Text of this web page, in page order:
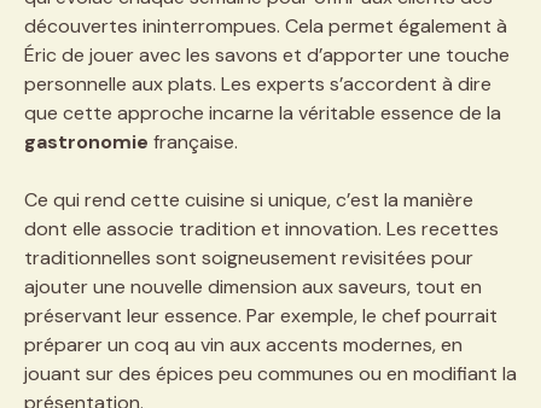
découvertes ininterrompues. Cela permet également à
Éric de jouer avec les savons et d’apporter une touche
personnelle aux plats. Les experts s’accordent à dire
que cette approche incarne la véritable essence de la
gastronomie française.
Ce qui rend cette cuisine si unique, c’est la manière
dont elle associe tradition et innovation. Les recettes
traditionnelles sont soigneusement revisitées pour
ajouter une nouvelle dimension aux saveurs, tout en
préservant leur essence. Par exemple, le chef pourrait
préparer un coq au vin aux accents modernes, en
jouant sur des épices peu communes ou en modifiant la
présentation.